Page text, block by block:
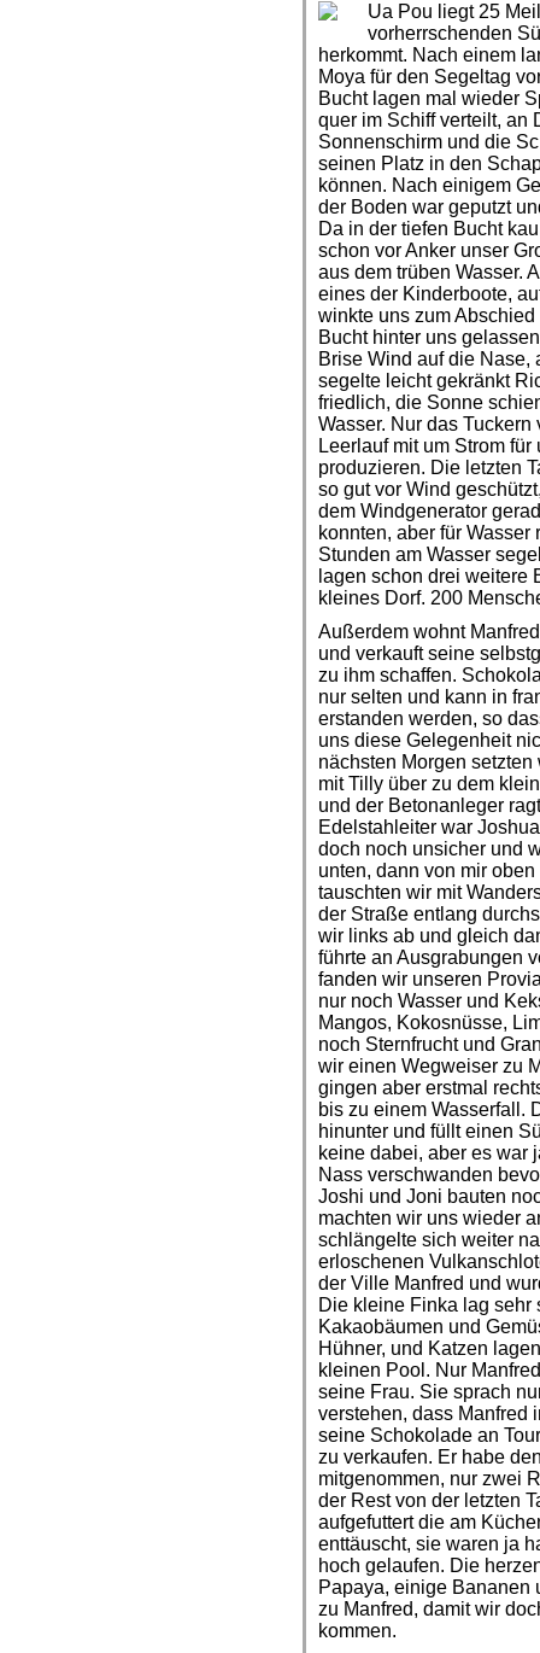
Ua Pou liegt 25
vorherrschenden
herkommt. Nach einem
Moya für den Segeltag
Bucht lagen mal wieder
quer im Schiff verteilt, an
Sonnenschirm und die
seinen Platz in den
können. Nach einigem
der Boden war geputzt
Da in der tiefen Bucht
schon vor Anker unser
aus dem trüben Wasser.
eines der Kinderboote,
winkte uns zum
Bucht hinter uns
Brise Wind auf die Nase,
segelte leicht gekränkt
friedlich, die Sonne
Wasser. Nur das
Leerlauf mit um Strom
produzieren. Die letzten
so gut vor Wind
dem Windgenerator
konnten, aber für
Stunden am Wasser
lagen schon drei weitere
kleines Dorf. 200
Außerdem wohnt
und verkauft seine
zu ihm schaffen.
nur selten und kann in
erstanden werden, so
uns diese Gelegenheit
nächsten Morgen
mit Tilly über zu dem
und der Betonanleger
Edelstahleiter war
doch noch unsicher und
unten, dann von mir
tauschten wir mit
der Straße entlang
wir links ab und gleich
führte an Ausgrabungen
fanden wir unseren
nur noch Wasser und
Mangos, Kokosnüsse,
noch Sternfrucht und
wir einen Wegweiser zu
gingen aber erstmal
bis zu einem Wasserfall.
hinunter und füllt einen
keine dabei, aber es war
Nass verschwanden
Joshi und Joni bauten
machten wir uns wieder
schlängelte sich weiter
erloschenen
der Ville Manfred und
Die kleine Finka lag sehr
Kakaobäumen und
Hühner, und Katzen
kleinen Pool. Nur
seine Frau. Sie sprach
verstehen, dass Manfred
seine Schokolade an
zu verkaufen. Er habe
mitgenommen, nur zwei
der Rest von der letzten
aufgefuttert die am
enttäuscht, sie waren ja
hoch gelaufen. Die
Papaya, einige Bananen
zu Manfred, damit wir
kommen.